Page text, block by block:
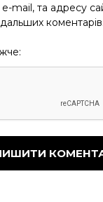
mail, та адресу
коментарів.